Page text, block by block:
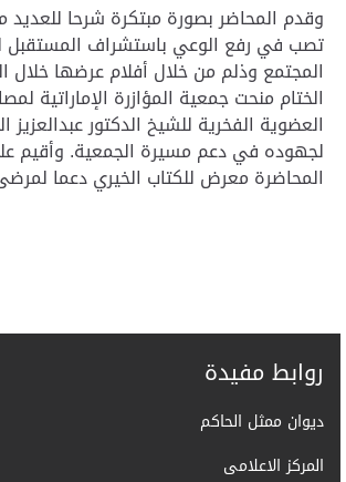
وقدم المحاضر بصورة مبتكرة شرحا للعديد
تصب في رفع الوعي باستشراف المستقبل
المجتمع وذلم من خلال أفلام عرضها خلال
الختام منحت جمعية المؤازرة الإماراتية
العضوية الفخرية للشيخ الدكتور عبدالعزيز
لجهوده في دعم مسيرة الجمعية. وأقيم
المحاضرة معرض للكتاب الخيري دعما
روابط مفيدة
ديوان ممثل الحاكم
المركز الاعلامى